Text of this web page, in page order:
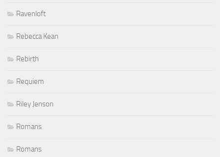
Ravenloft
Rebecca Kean
Rebirth
Requiem
Riley Jenson
Romans
Romans